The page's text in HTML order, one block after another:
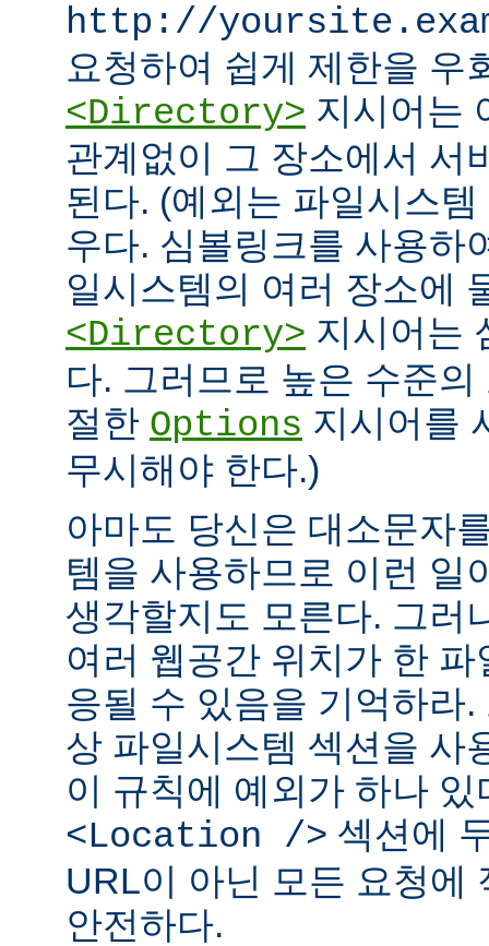
http://
요청하여 쉽게 제한을 우
<Directory> 지시어는
관계없이 그 장소에서 서
된다. (예외는 파일시스
우다. 심볼링크를 사용하
일시스템의 여러 장소에
<Directory> 지시어는
다. 그러므로 높은 수준
절한 Options 지시어를
무시해야 한다.)
아마도 당신은 대소문자
템을 사용하므로 이런 일
생각할지도 모른다. 그러
여러 웹공간 위치가 한
응될 수 있음을 기억하라
상 파일시스템 섹션을 사
이 규칙에 예외가 하나
<Location /> 섹션에
URL이 아닌 모든 요청에
안전하다.